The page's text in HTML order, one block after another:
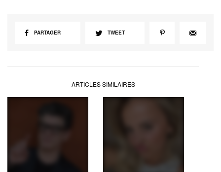
PARTAGER TWEET
ARTICLES SIMILAIRES